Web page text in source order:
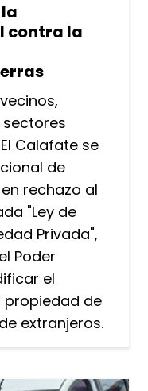
contra la
Calafate se
de
rechazo al
"Ley de
Privada",
Poder
el
propiedad de
extranjeros.